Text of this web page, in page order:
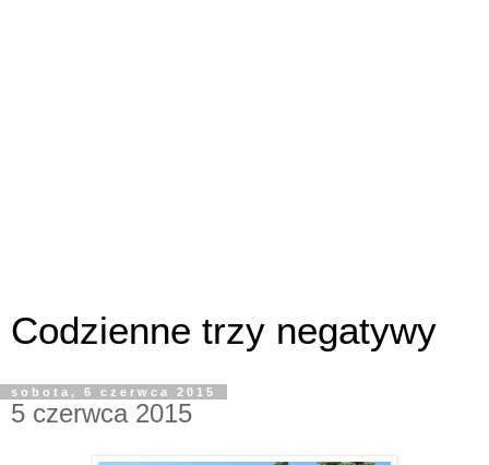
Codzienne trzy negatywy
sobota, 6 czerwca 2015
5 czerwca 2015